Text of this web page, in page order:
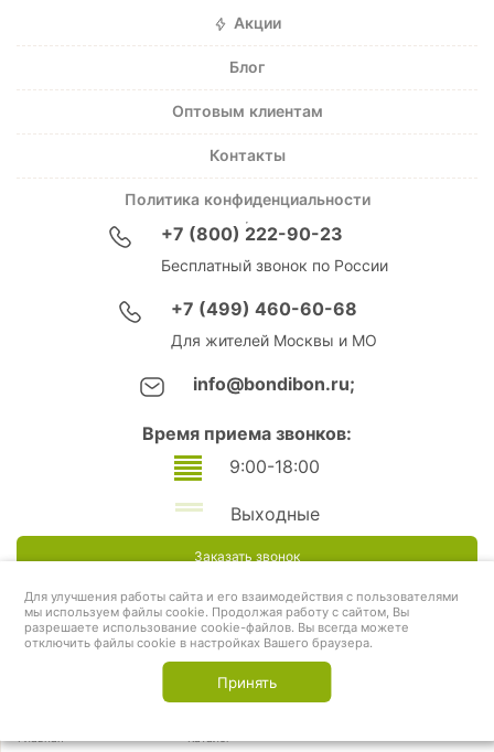
Акции
Блог
Оптовым клиентам
Контакты
Политика конфиденциальности
+7 (800) 222-90-23
Бесплатный звонок по России
+7 (499) 460-60-68
Для жителей Москвы и МО
info@bondibon.ru;
Время приема звонков:
9:00-18:00
Выходные
Заказать звонок
Для улучшения работы сайта и его взаимодействия с пользователями
мы используем файлы cookie. Продолжая работу с сайтом, Вы
разрешаете использование cookie-файлов. Вы всегда можете
отключить файлы cookie в настройках Вашего браузера.
Принять